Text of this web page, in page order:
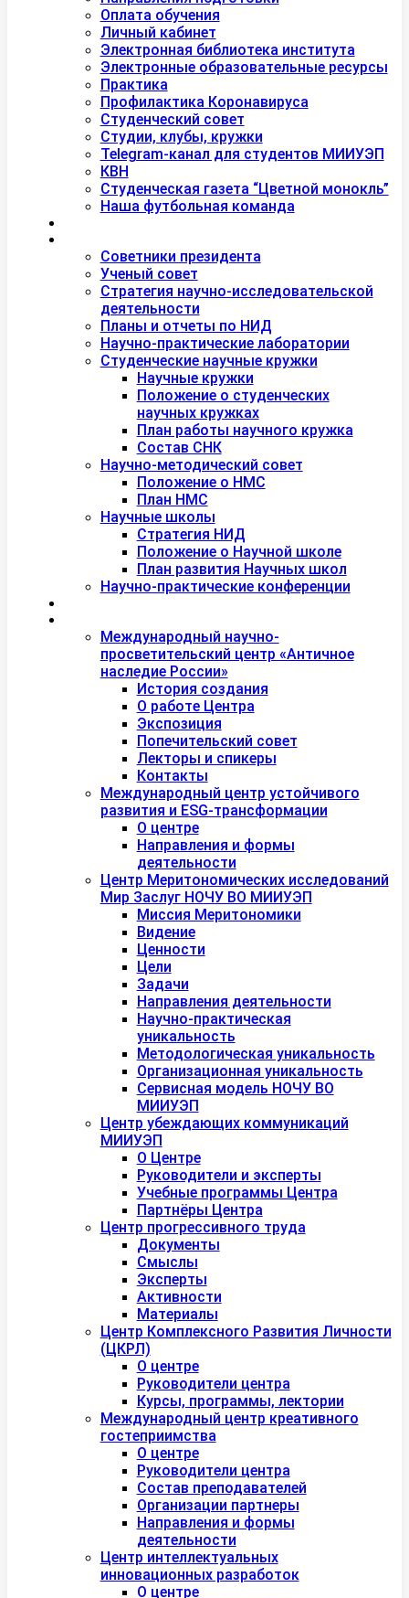
Оплата обучения
Личный кабинет
Электронная библиотека института
Электронные образовательные ресурсы
Практика
Профилактика Коронавируса
Студенческий совет
Студии, клубы, кружки
Telegram-канал для студентов МИИУЭП
КВН
Студенческая газета “Цветной монокль”
Наша футбольная команда
Советники президента
Ученый совет
Стратегия научно-исследовательской
деятельности
Планы и отчеты по НИД
Научно-практические лаборатории
Студенческие научные кружки
Научные кружки
Положение о студенческих
научных кружках
План работы научного кружка
Состав СНК
Научно-методический совет
Положение о НМС
План НМС
Научные школы
Стратегия НИД
Положение о Научной школе
План развития Научных школ
Научно-практические конференции
Международный научно-
просветительский центр «Античное
наследие России»
История создания
О работе Центра
Экспозиция
Попечительский совет
Лекторы и спикеры
Контакты
Международный центр устойчивого
развития и ESG-трансформации
О центре
Направления и формы
деятельности
Центр Меритономических исследований
Мир Заслуг НОЧУ ВО МИИУЭП
Миссия Меритономики
Видение
Ценности
Цели
Задачи
Направления деятельности
Научно-практическая
уникальность
Методологическая уникальность
Организационная уникальность
Сервисная модель НОЧУ ВО
МИИУЭП
Центр убеждающих коммуникаций
МИИУЭП
О Центре
Руководители и эксперты
Учебные программы Центра
Партнёры Центра
Центр прогрессивного труда
Документы
Смыслы
Эксперты
Активности
Материалы
Центр Комплексного Развития Личности
(ЦКРЛ)
О центре
Руководители центра
Курсы, программы, лектории
Международный центр креативного
гостеприимства
О центре
Руководители центра
Состав преподавателей
Организации партнеры
Направления и формы
деятельности
Центр интеллектуальных
инновационных разработок
О центре